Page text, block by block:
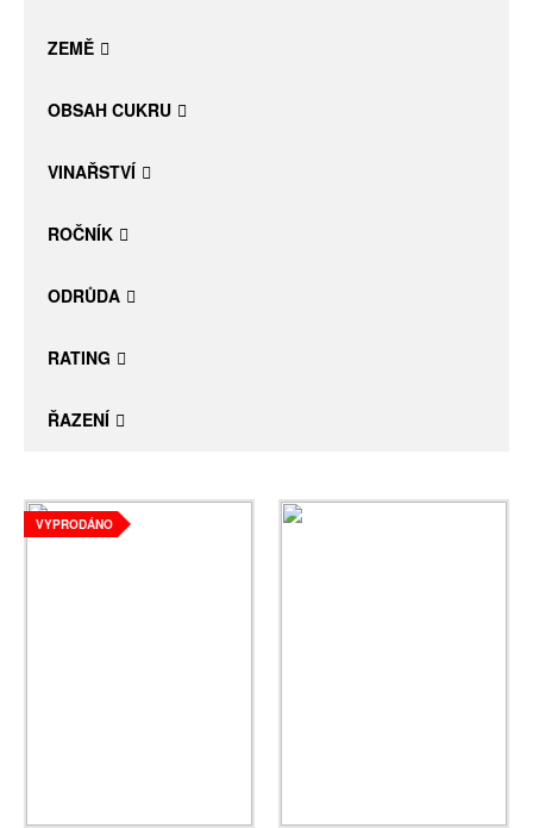
Daniel Pesat Wine
Blog
Letní vína
ZEMĚ
OBSAH CUKRU
VINAŘSTVÍ
ROČNÍK
ODRŮDA
RATING
ŘAZENÍ
VYPRODÁNO